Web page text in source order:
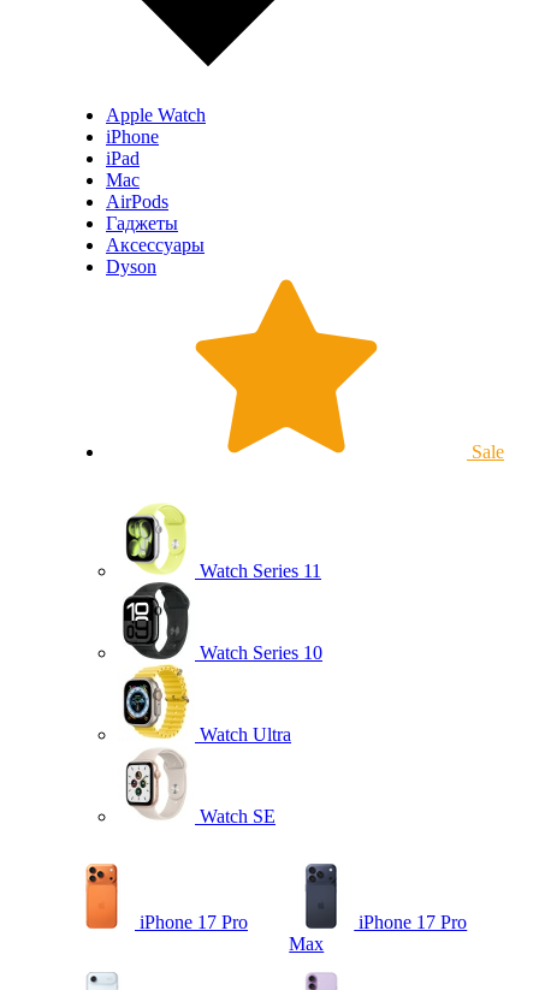
Apple Watch
iPhone
iPad
Mac
AirPods
Гаджеты
Аксессуары
Dyson
Sale
Watch Series 11
Watch Series 10
Watch Ultra
Watch SE
iPhone 17 Pro
iPhone 17 Pro
Max